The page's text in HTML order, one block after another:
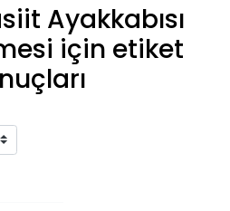
Ayakkabısı
için etiket